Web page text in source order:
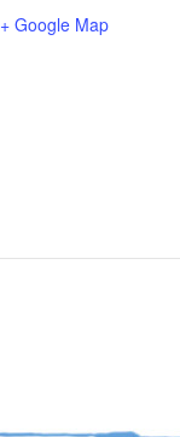
+ Google Map